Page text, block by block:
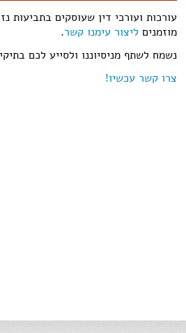
עורכות ועורכי דין שעוסקים בתביעות
מוזמנים ליצור עימנו קשר.
נשמח לשתף מניסיוננו ולסייע לכם
צרו קשר עכשיו!